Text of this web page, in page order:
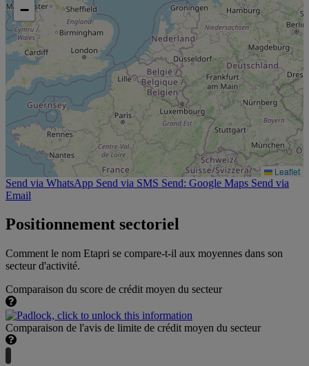
−
Leaflet
Send via WhatsApp Send via SMS Send: Google Maps Send via
Email
Positionnement sectoriel
Comment le nom Etapri se compare-t-il aux moyennes dans son
secteur d'activité.
Comparaison du score de crédit moyen du secteur
Comparaison de l'avis de limite de crédit moyen du secteur